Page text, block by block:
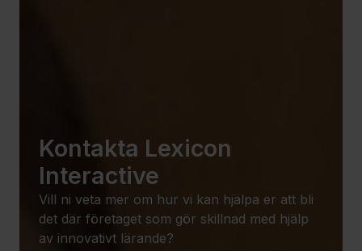
Kontakta Lexicon
Interactive
Vill ni veta mer om hur vi kan hjälpa er att bli
det där företaget som gör skillnad med hjälp
av innovativt lärande?